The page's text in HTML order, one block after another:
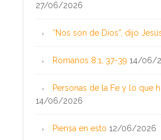
27/06/2026
“Nos son de Dios”, dijo
Romanos 8:1, 37-39 14/06/
Personas de la Fe y lo que
14/06/2026
Piensa en esto 12/06/2026